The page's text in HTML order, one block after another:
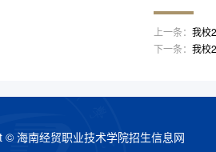
上一条： 我校
下一条： 我校
© 海南经贸职业技术学院招生信息网